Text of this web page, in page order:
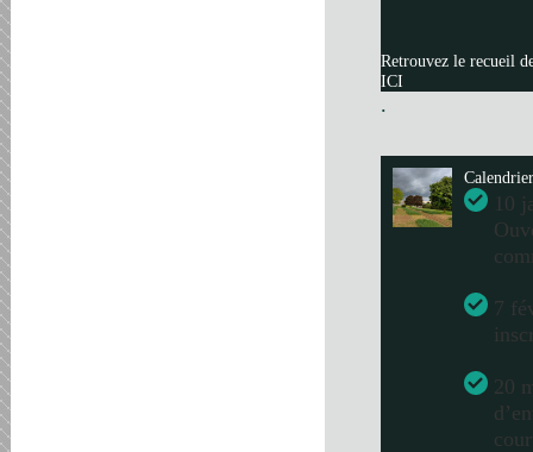
Retrouvez le recueil
ICI
.
Calendrier
10
7
20